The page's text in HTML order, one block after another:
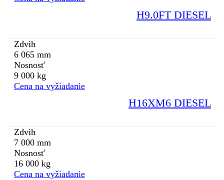
H9.0FT DIESEL
Zdvih
6 065 mm
Nosnosť
9 000 kg
Cena na vyžiadanie
H16XM6 DIESEL
Zdvih
7 000 mm
Nosnosť
16 000 kg
Cena na vyžiadanie